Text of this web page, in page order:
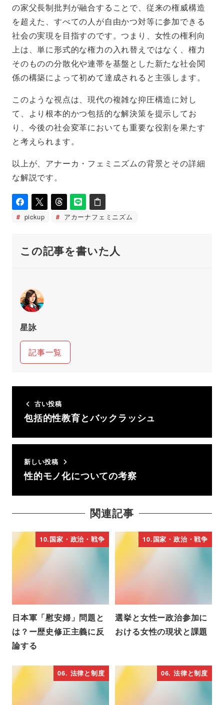
の家父長制批判が融合することで、従来の権威構造
を超えた、すべての人が自由かつ対等に参加できる
社会の実現を目指すのです。つまり、女性の権利向
上は、単に形式的な権力の入れ替えではなく、権力
そのものの分散化や連帯を基盤とした新たな社会関
係の構築によって初めて達成されると主張します。
このような視点は、現代の複雑な抑圧構造に対し
て、より根本的かつ包括的な解決策を提示してお
り、今後の社会変革においても重要な役割を果たす
と考えられます。
以上が、アナーカ・フェミニズムの背景とその詳細
な解説です。
pickup アカーナフェミニズム
この記事を書いた人
星詠
記事一覧
古い投稿
包括的性教育とバックラッシュ
新しい投稿
性的モノ化についての考察
関連記事
10.国家・政治・戦争
日本軍「慰安婦」問題と
は？ー歴史修正主義に反
論する
10.国家・政治・戦争
選挙と女性ー政治参加に
おける女性の現状と課題
06. 法律と制度 06. 法律と制度